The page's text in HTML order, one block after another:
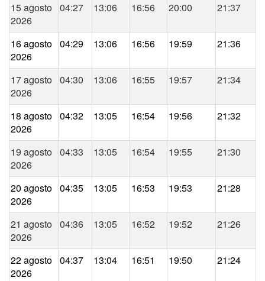
15 agosto
2026
04:27 13:06 16:56 20:00 21:37
16 agosto
2026
04:29 13:06 16:56 19:59 21:36
17 agosto
2026
04:30 13:06 16:55 19:57 21:34
18 agosto
2026
04:32 13:05 16:54 19:56 21:32
19 agosto
2026
04:33 13:05 16:54 19:55 21:30
20 agosto
2026
04:35 13:05 16:53 19:53 21:28
21 agosto
2026
04:36 13:05 16:52 19:52 21:26
22 agosto
2026
04:37 13:04 16:51 19:50 21:24